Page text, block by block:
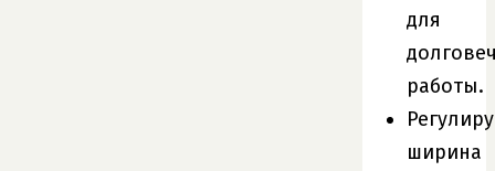
для
работы.
ширина